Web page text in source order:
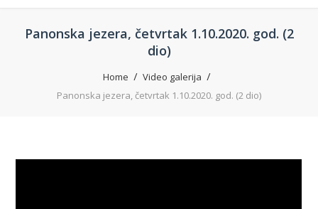
Panonska jezera, četvrtak 1.10.2020. god. (2
dio)
Home
Video galerija
Panonska jezera, četvrtak 1.10.2020. god. (2 dio)